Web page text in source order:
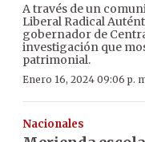
A través de un
Liberal Radical
gobernador de
investigación que
patrimonial.
Enero 16, 2024 09:06 p.
Nacionales